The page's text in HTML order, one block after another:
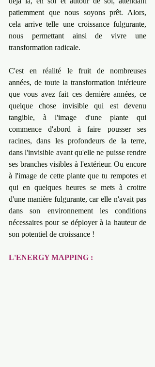
patiemment que nous soyons prêt. Alors,
cela arrive telle une croissance fulgurante,
nous permettant ainsi de vivre une
transformation radicale.
C'est en réalité le fruit de nombreuses
années, de toute la transformation intérieure
que vous avez fait ces dernière années, ce
quelque chose invisible qui est devenu
tangible, à l'image d'une plante qui
commence d'abord à faire pousser ses
racines, dans les profondeurs de la terre,
dans l'invisible avant qu'elle ne puisse rendre
ses branches visibles à l'extérieur. Ou encore
à l'image de cette plante que tu rempotes et
qui en quelques heures se mets à croitre
d'une manière fulgurante, car elle n'avait pas
dans son environnement les conditions
nécessaires pour se déployer à la hauteur de
son potentiel de croissance !
L'ENERGY MAPPING :